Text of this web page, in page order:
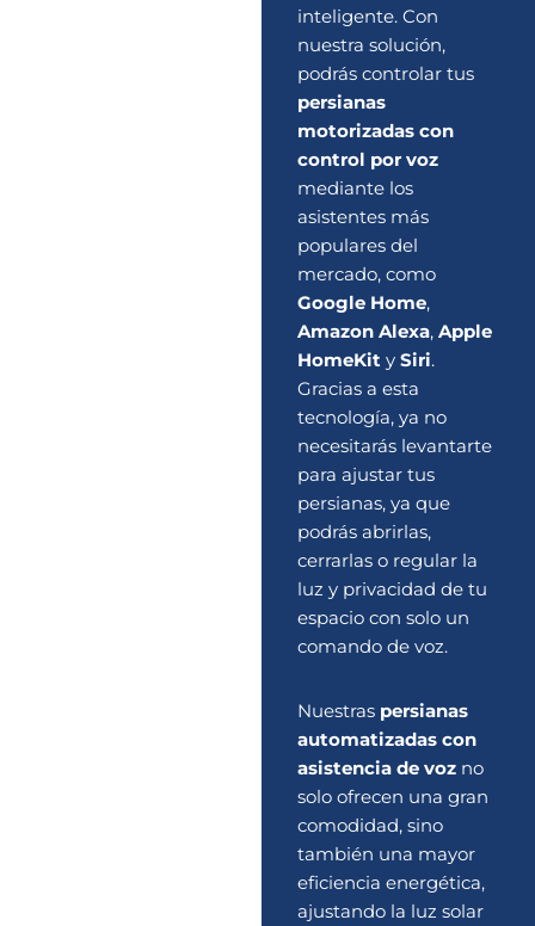
inteligente. Con
nuestra solución,
podrás controlar tus
persianas
motorizadas con
control por voz
mediante los
asistentes más
populares del
mercado, como
Google Home,
Amazon Alexa, Apple
HomeKity Siri.
Gracias a esta
tecnología, ya no
necesitarás levantarte
para ajustar tus
persianas, ya que
podrás abrirlas,
cerrarlas o regular la
luz y privacidad de tu
espacio con solo un
comando de voz.
Nuestras persianas
automatizadas con
asistencia de vozno
solo ofrecen una gran
comodidad, sino
también una mayor
eficiencia energética,
ajustando la luz solar